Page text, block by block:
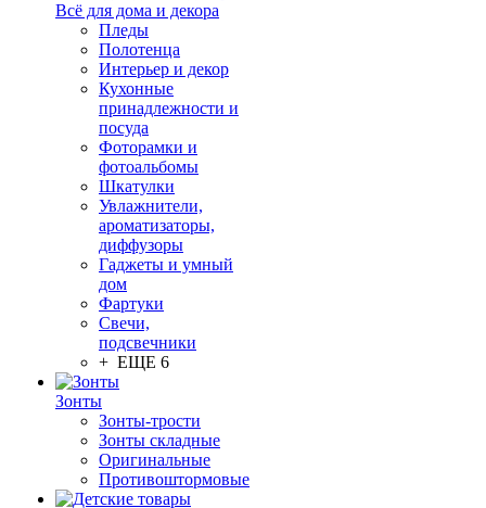
Всё для дома и декора
Пледы
Полотенца
Интерьер и декор
Кухонные
принадлежности и
посуда
Фоторамки и
фотоальбомы
Шкатулки
Увлажнители,
ароматизаторы,
диффузоры
Гаджеты и умный
дом
Фартуки
Свечи,
подсвечники
+ ЕЩЕ 6
Зонты
Зонты-трости
Зонты складные
Оригинальные
Противоштормовые